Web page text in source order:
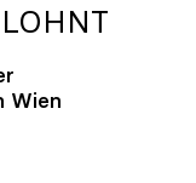
Wien